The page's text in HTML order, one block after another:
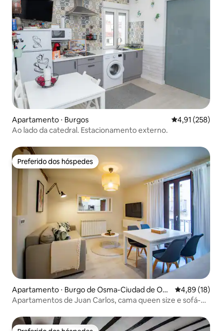
Apartamento ⋅ Burgos 4,91 de uma
4,91 (258)
Ao lado da catedral. Estacionamento externo.
Preferido dos hóspedes
Preferido dos hóspedes
Apartamento ⋅ Burgo de Osma-Ciudad de Os
ma
4,89 de uma
4,89 (18)
Apartamentos de Juan Carlos, cama queen size e sofá-